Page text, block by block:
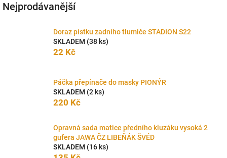
Nejprodávanější
Doraz pístku zadního tlumiče STADION S22
SKLADEM (38 ks)
22 Kč
Páčka přepínače do masky PIONÝR
SKLADEM (2 ks)
220 Kč
Opravná sada matice předního kluzáku vysoká 2
gufera JAWA ČZ LIBEŇÁK ŠVÉD
SKLADEM (16 ks)